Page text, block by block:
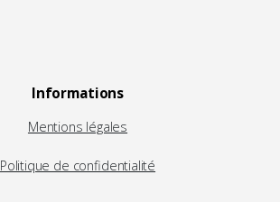
Informations
Mentions légales
Politique de confidentialité